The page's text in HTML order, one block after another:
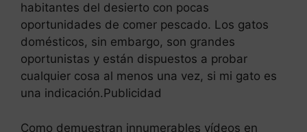
habitantes del desierto con pocas
oportunidades de comer pescado. Los gatos
domésticos, sin embargo, son grandes
oportunistas y están dispuestos a probar
cualquier cosa al menos una vez, si mi gato es
una indicación.Publicidad
Como demuestran innumerables vídeos en